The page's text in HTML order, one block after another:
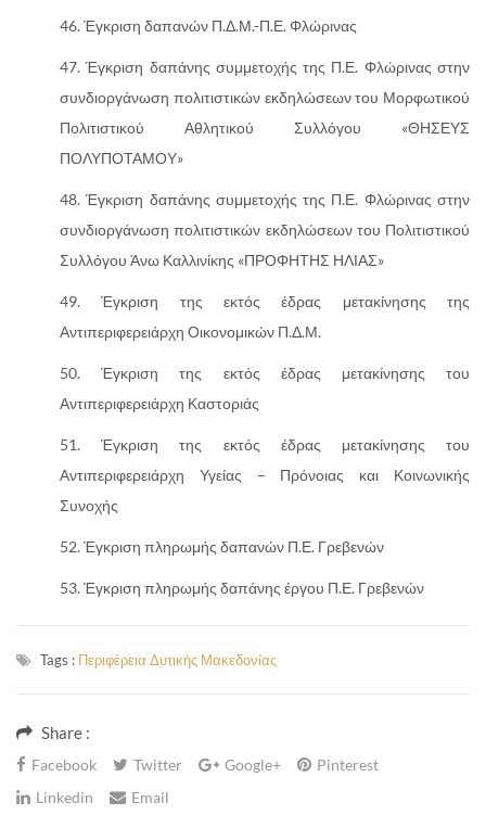
Έγκριση δαπανών Π.Δ.Μ.-Π.Ε. Φλώρινας
Έγκριση δαπάνης συμμετοχής της Π.Ε. Φλώρινας στην
συνδιοργάνωση πολιτιστικών εκδηλώσεων του Μορφωτικού
Πολιτιστικού Αθλητικού Συλλόγου «ΘΗΣΕΥΣ
ΠΟΛΥΠΟΤΑΜΟΥ»
Έγκριση δαπάνης συμμετοχής της Π.Ε. Φλώρινας στην
συνδιοργάνωση πολιτιστικών εκδηλώσεων του Πολιτιστικού
Συλλόγου Άνω Καλλινίκης «ΠΡΟΦΗΤΗΣ ΗΛΙΑΣ»
Έγκριση της εκτός έδρας μετακίνησης της
Αντιπεριφερειάρχη Οικονομικών Π.Δ.Μ.
Έγκριση της εκτός έδρας μετακίνησης του
Αντιπεριφερειάρχη Καστοριάς
Έγκριση της εκτός έδρας μετακίνησης του
Αντιπεριφερειάρχη Υγείας – Πρόνοιας και Κοινωνικής
Συνοχής
Έγκριση πληρωμής δαπανών Π.Ε. Γρεβενών
Έγκριση πληρωμής δαπάνης έργου Π.Ε. Γρεβενών
Tags : Περιφέρεια Δυτικής Μακεδονίας
Share :
Facebook Twitter Google+
Pinterest
Linkedin
Email